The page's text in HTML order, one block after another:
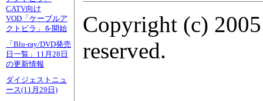
CATV向け
VOD「ケーブルア
クトビラ」を開始
「Blu-ray/DVD発売
日一覧」11月28日
の更新情報
ダイジェストニュ
ース(11月29日)
Copyright (c)
reserved.